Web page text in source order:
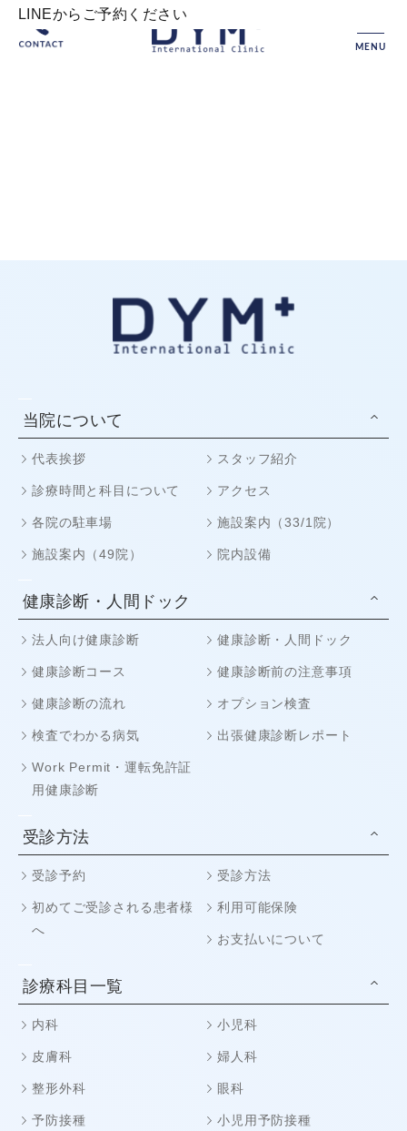
MENU
LINEからご予約ください
当院について
代表挨拶 スタッフ紹介
診療時間と科目について アクセス
各院の駐車場 施設案内（33/1院）
施設案内（49院） 院内設備
健康診断・人間ドック
法人向け健康診断 健康診断・人間ドック
健康診断コース 健康診断前の注意事項
健康診断の流れ オプション検査
検査でわかる病気 出張健康診断レポート
Work Permit・運転免許証
用健康診断
受診方法
受診予約 受診方法
初めてご受診される患者様
へ
利用可能保険
お支払いについて
診療科目一覧
内科 小児科
皮膚科 婦人科
整形外科 眼科
予防接種 小児用予防接種